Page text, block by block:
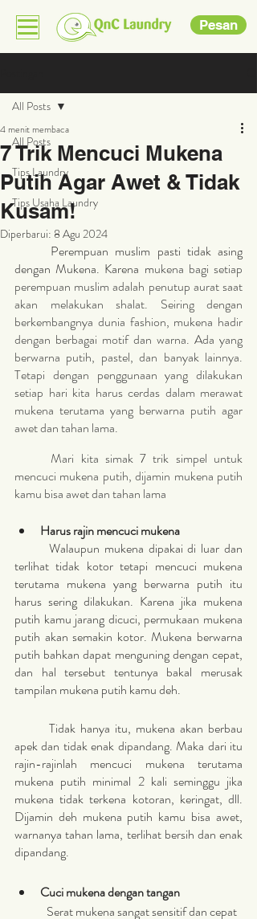
Pesan
All Posts
Tips Laundry
Tips Usaha Laundry
All Posts
7 Trik Mencuci Mukena
Putih Agar Awet & Tidak
Kusam!
4 menit membaca
Diperbarui: 8 Agu 2024
dengan Mukena. Karena mukena bagi setiap
perempuan muslim adalah penutup aurat saat
akan melakukan shalat. Seiring dengan
berkembangnya dunia fashion, mukena hadir
dengan berbagai motif dan warna. Ada yang
berwarna putih, pastel, dan banyak lainnya.
Tetapi dengan penggunaan yang dilakukan
setiap hari kita harus cerdas dalam merawat
mukena terutama yang berwarna putih agar
awet dan tahan lama.
Mari kita simak 7 trik simpel untuk
mencuci mukena putih, dijamin mukena putih
kamu bisa awet dan tahan lama
Harus rajin mencuci mukena
terlihat tidak kotor tetapi mencuci mukena
terutama mukena yang berwarna putih itu
harus sering dilakukan. Karena jika mukena
putih kamu jarang dicuci, permukaan mukena
putih akan semakin kotor. Mukena berwarna
putih bahkan dapat menguning dengan cepat,
dan hal tersebut tentunya bakal merusak
tampilan mukena putih kamu deh.
apek dan tidak enak dipandang. Maka dari itu
rajin-rajinlah mencuci mukena terutama
mukena putih minimal 2 kali seminggu jika
mukena tidak terkena kotoran, keringat, dll.
Dijamin deh mukena putih kamu bisa awet,
warnanya tahan lama, terlihat bersih dan enak
dipandang.
Cuci mukena dengan tangan